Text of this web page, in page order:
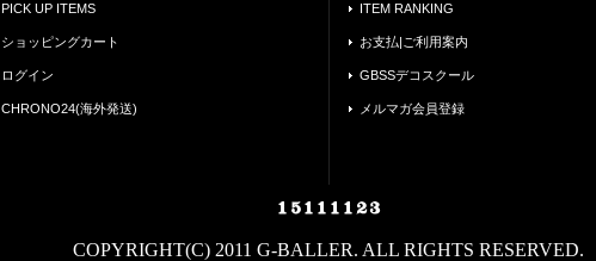
PICK UP ITEMS
ショッピングカート
ログイン
CHRONO24(海外発送)
ITEM RANKING
お支払|ご利用案内
GBSSデコスクール
メルマガ会員登録
COPYRIGHT(C) 2011 G-BALLER. ALL RIGHTS RESERVED.